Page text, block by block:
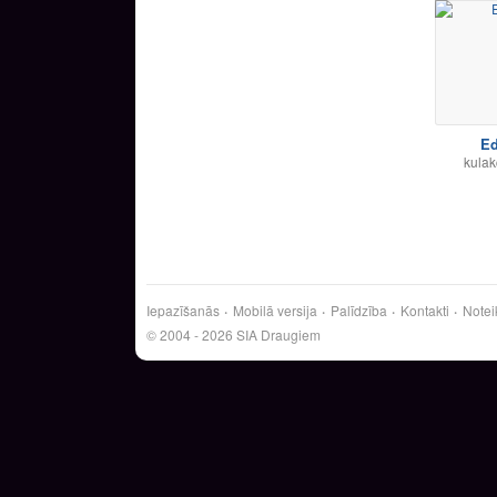
Iepazīšanās Mobilā versija Palīdzība Kontakti
© 2004 - 2026 SIA Draugiem